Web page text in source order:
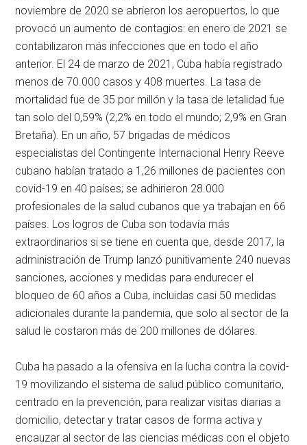
noviembre de 2020 se abrieron los aeropuertos, lo que
provocó un aumento de contagios: en enero de 2021 se
contabilizaron más infecciones que en todo el año
anterior. El 24 de marzo de 2021, Cuba había registrado
menos de 70.000 casos y 408 muertes. La tasa de
mortalidad fue de 35 por millón y la tasa de letalidad fue
tan solo del 0,59% (2,2% en todo el mundo; 2,9% en Gran
Bretaña). En un año, 57 brigadas de médicos
especialistas del Contingente Internacional Henry Reeve
cubano habían tratado a 1,26 millones de pacientes con
covid-19 en 40 países; se adhirieron 28.000
profesionales de la salud cubanos que ya trabajan en 66
países. Los logros de Cuba son todavía más
extraordinarios si se tiene en cuenta que, desde 2017, la
administración de Trump lanzó punitivamente 240 nuevas
sanciones, acciones y medidas para endurecer el
bloqueo de 60 años a Cuba, incluidas casi 50 medidas
adicionales durante la pandemia, que solo al sector de la
salud le costaron más de 200 millones de dólares.
Cuba ha pasado a la ofensiva en la lucha contra la covid-
19 movilizando el sistema de salud público comunitario,
centrado en la prevención, para realizar visitas diarias a
domicilio, detectar y tratar casos de forma activa y
encauzar al sector de las ciencias médicas con el objeto